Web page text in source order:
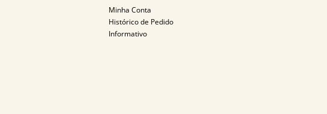
Minha Conta
Histórico de Pedido
Informativo